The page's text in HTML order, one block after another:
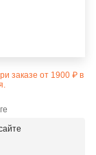
заказе от 1900 ₽ в